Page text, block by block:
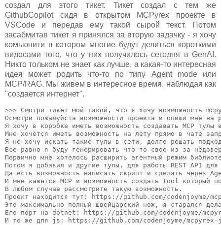
создал для этого тикет. Тикет создал с тем же
GithubCopilot сидя в открытом MCPyrex проекте в
VSCode и передав ему такой сырой текст. Потом
засабмитав тикет я принялся за вторую задачку - я хочу
комьюнити в котором многие будут делиться короткими
видосами того, что у них получилось сегодня в GenAI.
Никто тольком не знает как лучше, а какая-то интересная
идея может родить что-то по типу Agent mode или
MCP/RAG. Мы живем в интересное время, наблюдая как
"создается интернет".
>>> Смотри тикет мой такой, что я хочу возможность
Осмотри пожалуйста возможности проекта и опиши мне
Я хочу в коробке иметь возможность создавать MCP
Мне хочется иметь возможность на лету прямо в чате
Я не хочу искать такие тулы в сети, долго решать
Все равно я буду генерировать что-то свое из за
Первично мне хотелось расширить агентный режим
Потом я добавил и другие тулы, для работы REST API
Да есть возможность написать скрипт и сделать
И мне кажется MCP и возможность создать tool который
В любом случае рассмотрите такую возможность.
Проект находится тут: https://github.com/codenjoyme/
Это максимально полный швейцарский нож, я старался
Его порт на dotnet: https://github.com/codenjoyme/
И то же для js: https://github.com/codenjoyme/